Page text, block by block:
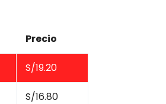
Precio
S/19.20
S/16.80